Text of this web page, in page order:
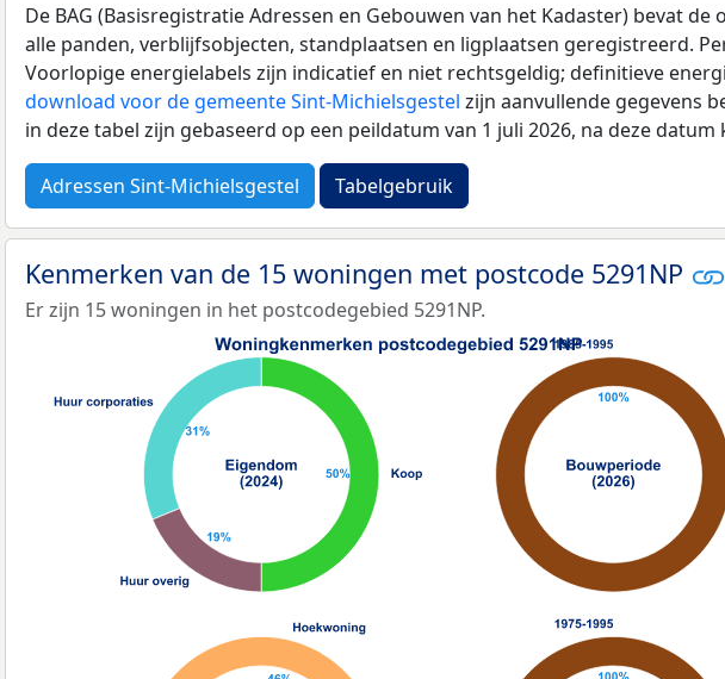
De BAG (Basisregistratie Adressen en Gebouwen van het Kadaster) bevat
alle panden, verblijfsobjecten, standplaatsen en ligplaatsen geregistreerd.
Voorlopige energielabels zijn indicatief en niet rechtsgeldig; definitieve
download voor de gemeente Sint-Michielsgestel zijn aanvullende gegevens
in deze tabel zijn gebaseerd op een peildatum van 1 juli 2026, na deze
Adressen Sint-Michielsgestel Tabelgebruik
Kenmerken van de 15 woningen met postcode 5291NP
Er zijn 15 woningen in het postcodegebied 5291NP.